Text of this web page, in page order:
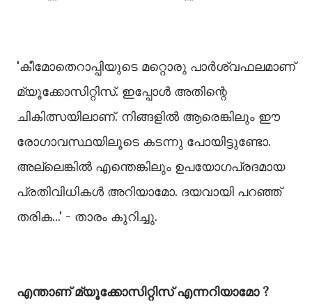
'കീമോതെറാപ്പിയുടെ മറ്റൊരു പാർശ്വഫലമാണ്
മ്യൂക്കോസിറ്റിസ്. ഇപ്പോള്‍ അതിന്റെ
ചികിത്സയിലാണ്. നിങ്ങളില്‍ ആരെങ്കിലും ഈ
രോഗാവസ്ഥയിലൂടെ കടന്നു പോയിട്ടുണ്ടോ.
അല്ലെങ്കില്‍ എന്തെങ്കിലും ഉപയോഗപ്രദമായ
പ്രതിവിധികള്‍ അറിയാമോ. ദയവായി പറഞ്ഞ്
തരിക...' - താരം കുറിച്ചു.
എന്താണ് മ്യൂക്കോസിറ്റിസ് എന്നറിയാമോ ?